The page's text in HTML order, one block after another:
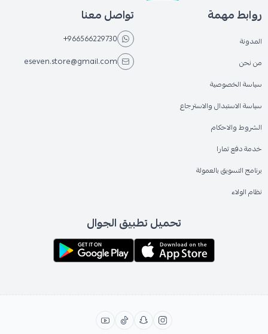
روابط مهمة
المدونة
من نحن
سياسة الخصوصية
سياسة الاستبدال والاسترجاع
الشروط والاحكام
خدمة دفع تمارا
برنامج التسويق بالعمولة
نظام الولاء
تواصل معنا
+966566229730
eseven.store@gmail.com
تحميل تطبيق الجوال